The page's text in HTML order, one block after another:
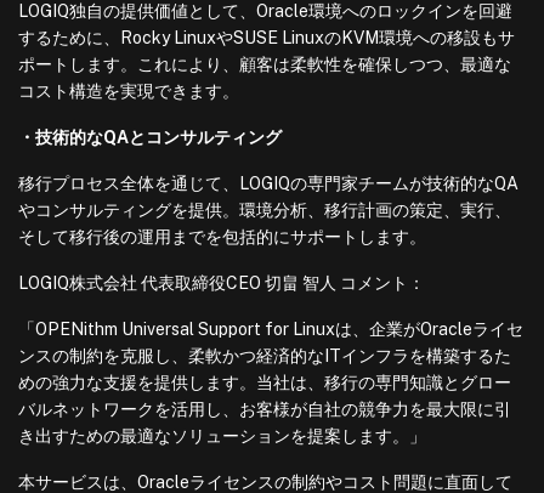
LOGIQ独自の提供価値として、Oracle環境へのロックインを回避
するために、Rocky LinuxやSUSE LinuxのKVM環境への移設もサ
ポートします。これにより、顧客は柔軟性を確保しつつ、最適な
コスト構造を実現できます。
・技術的なQAとコンサルティング
移行プロセス全体を通じて、LOGIQの専門家チームが技術的なQA
やコンサルティングを提供。環境分析、移行計画の策定、実行、
そして移行後の運用までを包括的にサポートします。
LOGIQ株式会社 代表取締役CEO 切畠 智人 コメント：
「OPENithm Universal Support for Linuxは、企業がOracleライセ
ンスの制約を克服し、柔軟かつ経済的なITインフラを構築するた
めの強力な支援を提供します。当社は、移行の専門知識とグロー
バルネットワークを活用し、お客様が自社の競争力を最大限に引
き出すための最適なソリューションを提案します。」
本サービスは、Oracleライセンスの制約やコスト問題に直面して